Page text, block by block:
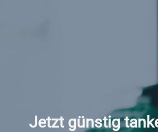
Jetzt günstig